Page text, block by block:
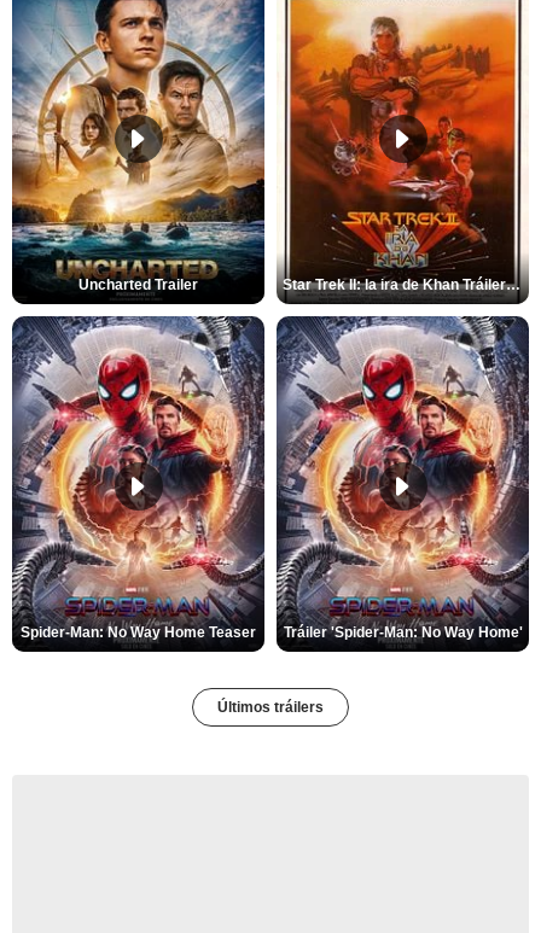
Uncharted Trailer Star Trek II: la ira de Khan Tráiler VO
Spider-Man: No Way Home Teaser Tráiler 'Spider-Man: No Way Home'
Últimos tráilers